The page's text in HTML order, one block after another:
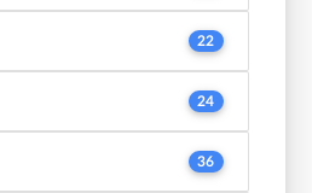
22
24
36